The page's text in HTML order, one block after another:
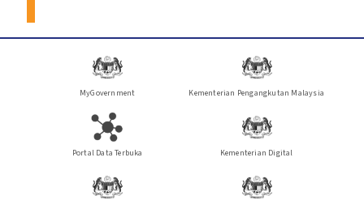
MyGovernment Kementerian Pengangkutan Malaysia
Portal Data Terbuka Kementerian Digital